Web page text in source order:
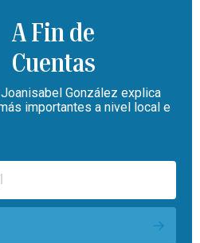
A Fin de
Cuentas
González explica
importantes a nivel local e